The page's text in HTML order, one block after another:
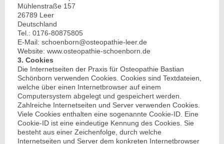
Mühlenstraße 157
26789 Leer
Deutschland
Tel.: 0176-80875805
E-Mail: schoenborn@osteopathie-leer.de
Website: www.osteopathie-schoenborn.de
3. Cookies
Die Internetseiten der Praxis für Osteopathie Bastian
Schönborn verwenden Cookies. Cookies sind Textdateien,
welche über einen Internetbrowser auf einem
Computersystem abgelegt und gespeichert werden.
Zahlreiche Internetseiten und Server verwenden Cookies.
Viele Cookies enthalten eine sogenannte Cookie-ID. Eine
Cookie-ID ist eine eindeutige Kennung des Cookies. Sie
besteht aus einer Zeichenfolge, durch welche
Internetseiten und Server dem konkreten Internetbrowser